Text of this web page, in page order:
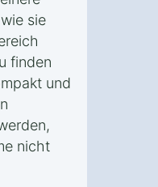
sie
finden
und
nicht